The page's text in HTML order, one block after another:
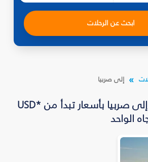
ابحث عن الرحلات
إلى صربيا
ابحث عن رحلات إلى صربيا بأسعار تبدأ من *USD